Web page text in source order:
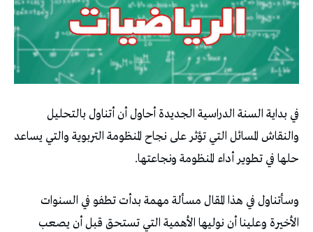
في بداية السنة الدراسية الجديدة أحاول أن أتناول بالتحليل
والنقاش المسائل التي تؤثر على نجاح المنظومة التربوية والتي يساعد
حلها في تطوير أداء المنظومة ونجاعتها.
وسأتناول في هذا المقال مسألة مهمة بدأت تطفو في السنوات
الأخيرة وعلينا أن نوليها الأهمية التي تستحق قبل أن يصعب